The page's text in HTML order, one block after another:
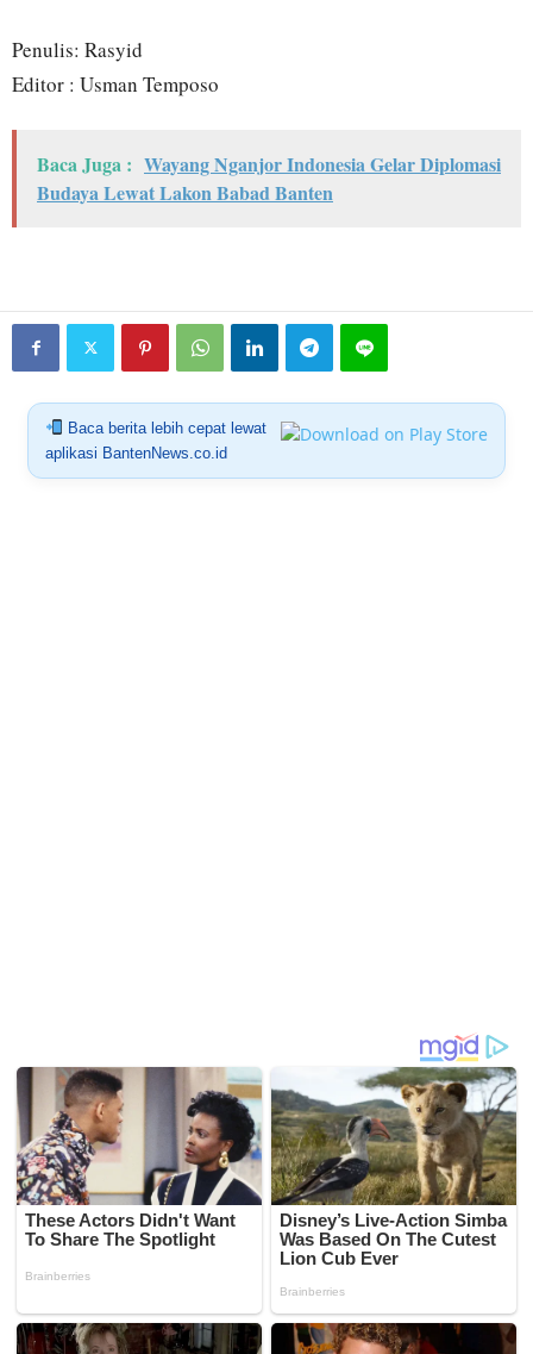
Penulis: Rasyid
Editor : Usman Temposo
Baca Juga : Wayang Nganjor Indonesia Gelar Diplomasi
Budaya Lewat Lakon Babad Banten
Baca berita lebih cepat lewat
aplikasi BantenNews.co.id